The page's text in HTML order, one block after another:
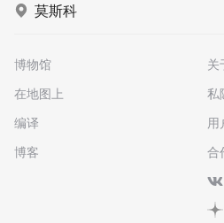
莫斯科
博物馆
在地图上
编译
博客
关
私
用
合